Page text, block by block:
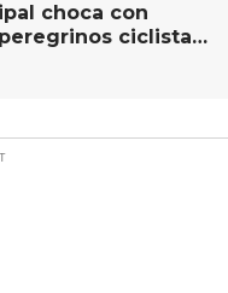
choca con
ciclistas
Querétaro